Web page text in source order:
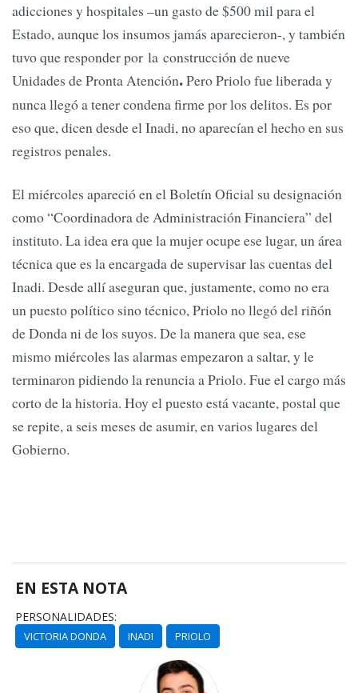
adicciones y hospitales –un gasto de $500 mil para el
Estado, aunque los insumos jamás aparecieron-, y también
tuvo que responder por la construcción de nueve
Unidades de Pronta Atención.Pero Priolo fue liberada y
nunca llegó a tener condena firme por los delitos. Es por
eso que, dicen desde el Inadi, no aparecían el hecho en sus
registros penales.
El miércoles apareció en el Boletín Oficial su designación
como “Coordinadora de Administración Financiera” del
instituto. La idea era que la mujer ocupe ese lugar, un área
técnica que es la encargada de supervisar las cuentas del
Inadi. Desde allí aseguran que, justamente, como no era
un puesto político sino técnico, Priolo no llegó del riñón
de Donda ni de los suyos. De la manera que sea, ese
mismo miércoles las alarmas empezaron a saltar, y le
terminaron pidiendo la renuncia a Priolo. Fue el cargo más
corto de la historia. Hoy el puesto está vacante, postal que
se repite, a seis meses de asumir, en varios lugares del
Gobierno.
EN ESTA NOTA
PERSONALIDADES:
VICTORIA DONDA INADI PRIOLO